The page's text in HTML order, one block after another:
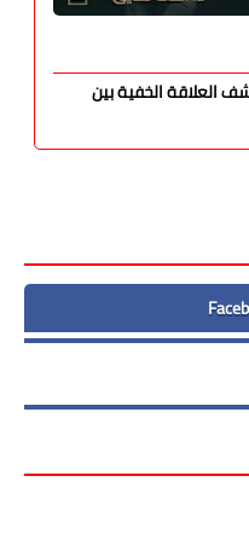
العلاقة الخفية بين